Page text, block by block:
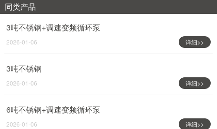
同类产品
3吨不锈钢+调速变频循环泵
2026-01-06 详细>>
3吨不锈钢
2026-01-06 详细>>
6吨不锈钢+调速变频循环泵
2026-01-06 详细>>